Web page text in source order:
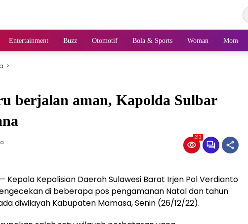
Entertainment Buzz Otomotif Bola & Sports Woman Mom
berjalan aman, Kapolda Sulbar
213
Kepala Kepolisian Daerah Sulawesi Barat Irjen Pol Verdianto
di beberapa pos pengamanan Natal dan tahun
diwilayah Kabupaten Mamasa, Senin (26/12/22).